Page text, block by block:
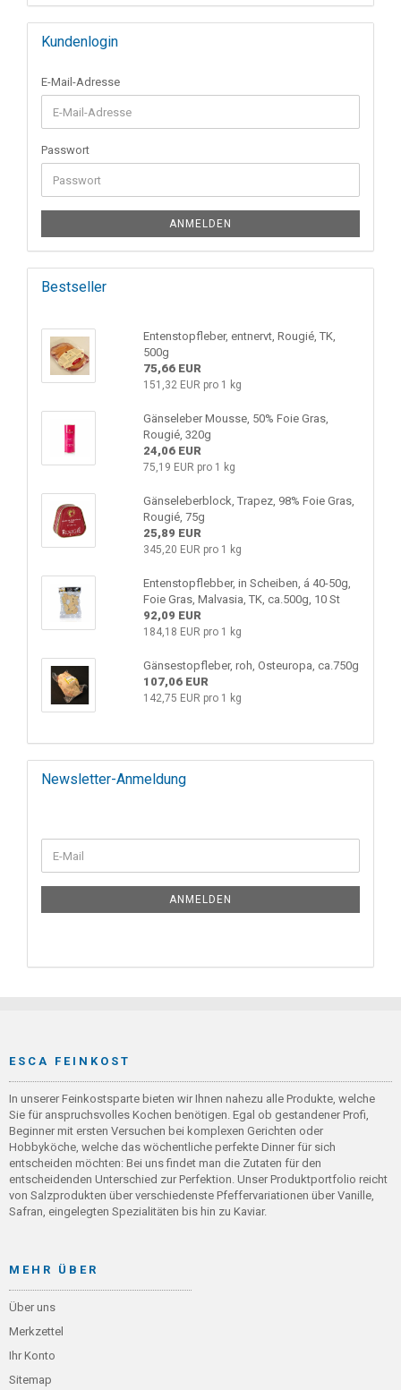
Kundenlogin
E-Mail-Adresse
Passwort
ANMELDEN
Bestseller
Entenstopfleber, entnervt, Rougié, TK,
500g
75,66 EUR
151,32 EUR pro 1 kg
Gänseleber Mousse, 50% Foie Gras,
Rougié, 320g
24,06 EUR
75,19 EUR pro 1 kg
Gänseleberblock, Trapez, 98% Foie Gras,
Rougié, 75g
25,89 EUR
345,20 EUR pro 1 kg
Entenstopflebber, in Scheiben, á 40-50g,
Foie Gras, Malvasia, TK, ca.500g, 10 St
92,09 EUR
184,18 EUR pro 1 kg
Gänsestopfleber, roh, Osteuropa, ca.750g
107,06 EUR
142,75 EUR pro 1 kg
Newsletter-Anmeldung
ANMELDEN
ESCA FEINKOST
In unserer Feinkostsparte bieten wir Ihnen nahezu alle Produkte, welche
Sie für anspruchsvolles Kochen benötigen. Egal ob gestandener Profi,
Beginner mit ersten Versuchen bei komplexen Gerichten oder
Hobbyköche, welche das wöchentliche perfekte Dinner für sich
entscheiden möchten: Bei uns findet man die Zutaten für den
entscheidenden Unterschied zur Perfektion. Unser Produktportfolio reicht
von Salzprodukten über verschiedenste Pfeffervariationen über Vanille,
Safran, eingelegten Spezialitäten bis hin zu Kaviar.
MEHR ÜBER
Über uns
Merkzettel
Ihr Konto
Sitemap